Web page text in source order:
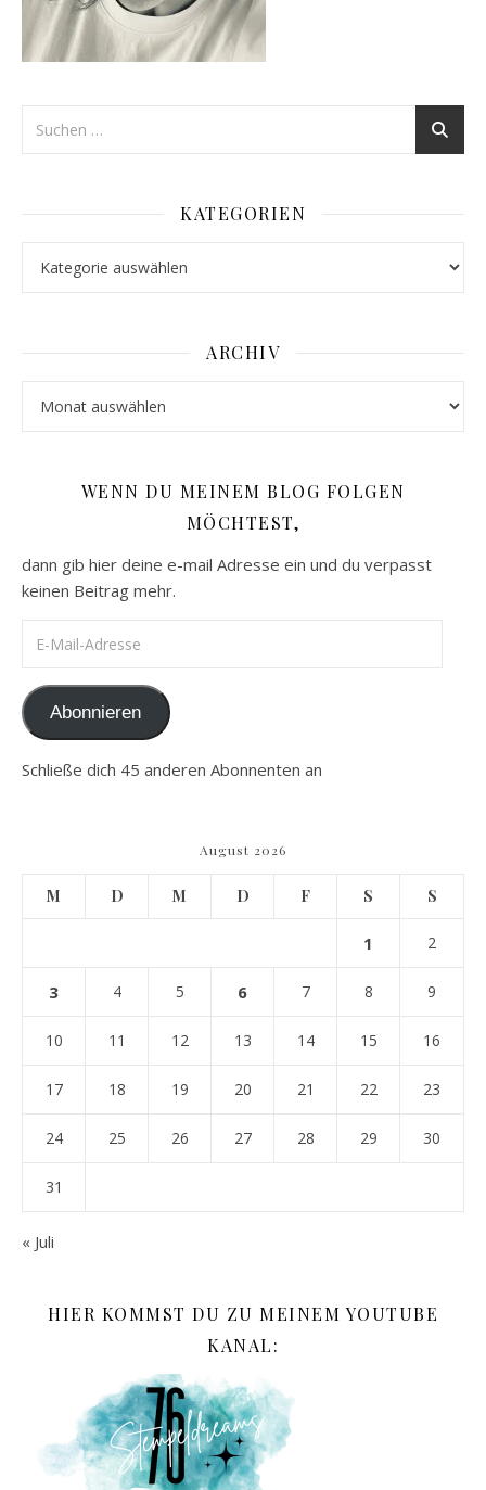
KATEGORIEN
ARCHIV
WENN DU MEINEM BLOG FOLGEN
MÖCHTEST,
dann gib hier deine e-mail Adresse ein und du verpasst
keinen Beitrag mehr.
Abonnieren
Schließe dich 45 anderen Abonnenten an
August 2026
M D M D F S S
1 2
3 4 5 6 7 8 9
10 11 12 13 14 15 16
17 18 19 20 21 22 23
24 25 26 27 28 29 30
31
« Juli
HIER KOMMST DU ZU MEINEM YOUTUBE
KANAL: